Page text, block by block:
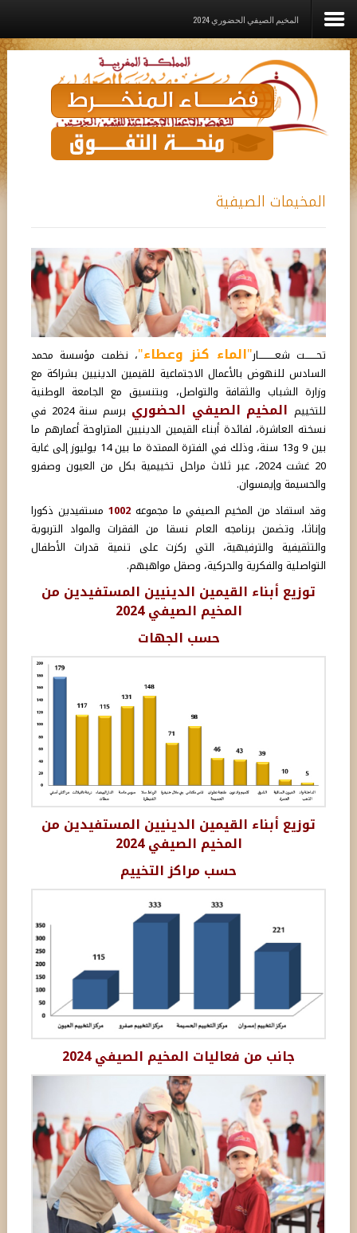
الرئيسية
المؤسســة
القيم الديني
رواق
اتصل بنا
المخيم الصيفي الحضوري 2024‎
المخيمات الصيفية
تحـــــــت شعــــــــــار"الماء كنز وعطاء"، نظمت مؤسسة محمد
السادس للنهوض بالأعمال الاجتماعية للقيمين الدينيين بشراكة مع
وزارة الشباب والثقافة والتواصل، وبتنسيق مع الجامعة الوطنية
للتخييمالمخيم الصيفي الحضوري
برسم سنة 2024 في
نسخته العاشرة، لفائدة أبناء القيمين الدينيين المتراوحة أعمارهم ما
بين 9 و13 سنة، وذلك في الفترة الممتدة ما بين 14 يوليوز إلى غاية
20 غشت 2024، عبر ثلاث مراحل تخييمية بكل من العيون وصفرو
والحسيمة وإيمسوان.
وقد استفاد من المخيم الصيفي ما مجموعه1002 مستفيدين ذكورا
وإناثا، وتضمن برنامجه العام نسقا من الفقرات والمواد التربوية
والتثقيفية والترفيهية، التي ركزت على تنمية قدرات الأطفال
التواصلية والفكرية والحركية، وصقل مواهبهم.
توزيع أبناء القيمين الدينيين المستفيدين من
المخيم الصيفي 2024
حسب الجهات
توزيع أبناء القيمين الدينيين المستفيدين من
المخيم الصيفي 2024
حسب مراكز التخييم
جانب من فعاليات المخيم الصيفي 2024